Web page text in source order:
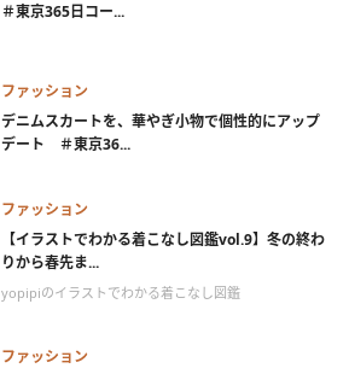
＃東京365日コー...
ファッション
デニムスカートを、華やぎ小物で個性的にアップ
デート ＃東京36...
ファッション
【イラストでわかる着こなし図鑑vol.9】冬の終わ
りから春先ま...
yopipiのイラストでわかる着こなし図鑑
ファッション